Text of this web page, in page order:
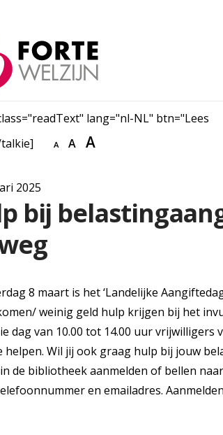
lang="nl-NL" btn="Lees
A A A
2025
bij
8 maart is het ‘Landelijke
weinig geld hulp krijgen bij het
dag van 10.00 tot 14.00 uur vrijwilligers
helpen. Wil jij ook graag hulp bij jouw
de bibliotheek aanmelden of bellen
en emailadres.